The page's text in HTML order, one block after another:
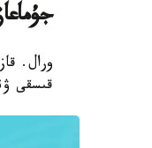
قىسقى